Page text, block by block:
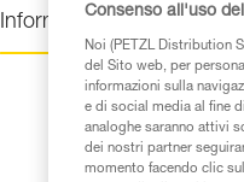
Informazioni tecniche
Consenso all'uso
Noi (PETZL Distribution
del Sito web, per
informazioni sulla
e di social media al fine
analoghe saranno attivi
dei nostri partner
momento facendo clic